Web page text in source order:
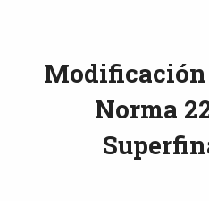
Modificación
Norma